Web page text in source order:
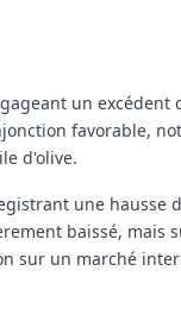
un excédent
favorable,
d'olive.
une hausse
baissé, mais
sur un marché